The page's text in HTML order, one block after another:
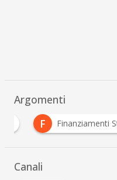
Argomenti
F Finanziamenti
Canali